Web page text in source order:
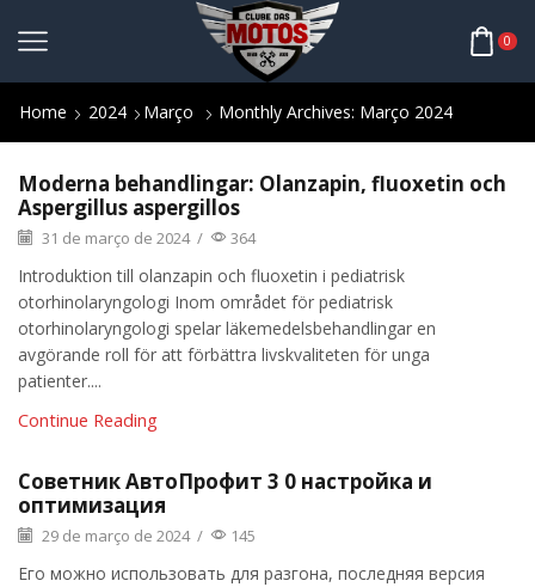
0
Home 2024 Março Monthly Archives: Março 2024
Moderna behandlingar: Olanzapin, fluoxetin och
Aspergillus aspergillos
31 de março de 2024 / 364
Introduktion till olanzapin och fluoxetin i pediatrisk
otorhinolaryngologi Inom området för pediatrisk
otorhinolaryngologi spelar läkemedelsbehandlingar en
avgörande roll för att förbättra livskvaliteten för unga
patienter....
Continue Reading
Советник АвтоПрофит 3 0 настройка и
оптимизация
29 de março de 2024 / 145
Его можно использовать для разгона, последняя версия